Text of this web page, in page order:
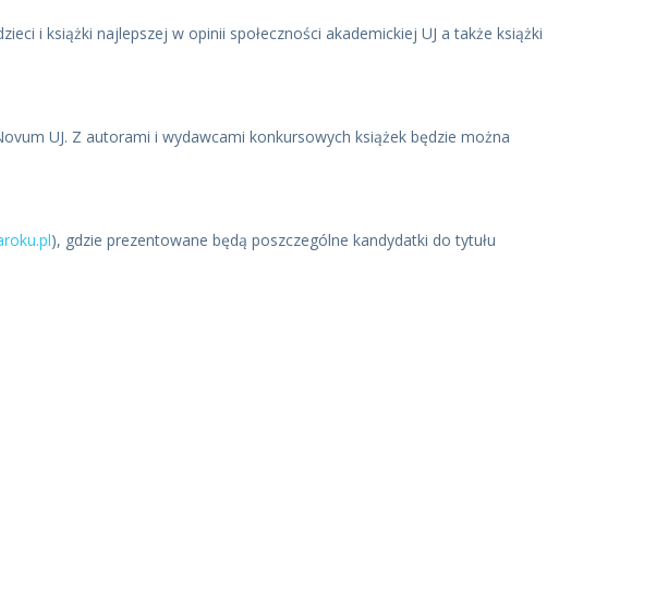
i książki najlepszej w opinii społeczności akademickiej UJ a także książki
UJ. Z autorami i wydawcami konkursowych książek będzie można
), gdzie prezentowane będą poszczególne kandydatki do tytułu